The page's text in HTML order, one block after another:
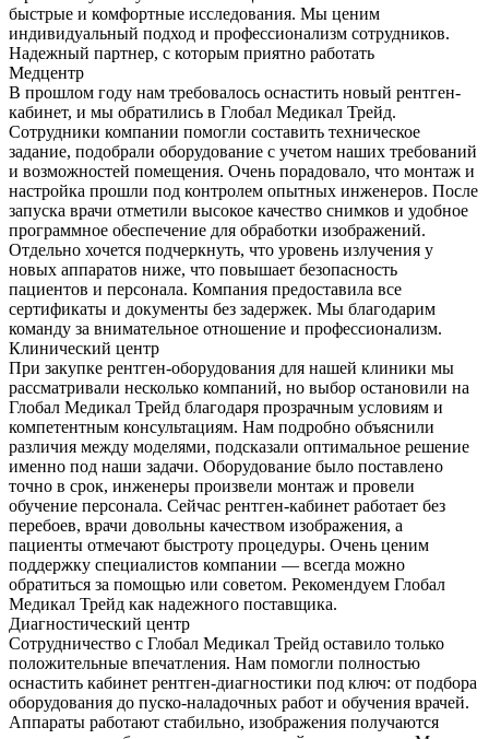
быстрые и комфортные исследования. Мы ценим
индивидуальный подход и профессионализм сотрудников.
Надежный партнер, с которым приятно работать
Медцентр
В прошлом году нам требовалось оснастить новый рентген-
кабинет, и мы обратились в Глобал Медикал Трейд.
Сотрудники компании помогли составить техническое
задание, подобрали оборудование с учетом наших требований
и возможностей помещения. Очень порадовало, что монтаж и
настройка прошли под контролем опытных инженеров. После
запуска врачи отметили высокое качество снимков и удобное
программное обеспечение для обработки изображений.
Отдельно хочется подчеркнуть, что уровень излучения у
новых аппаратов ниже, что повышает безопасность
пациентов и персонала. Компания предоставила все
сертификаты и документы без задержек. Мы благодарим
команду за внимательное отношение и профессионализм.
Клинический центр
При закупке рентген-оборудования для нашей клиники мы
рассматривали несколько компаний, но выбор остановили на
Глобал Медикал Трейд благодаря прозрачным условиям и
компетентным консультациям. Нам подробно объяснили
различия между моделями, подсказали оптимальное решение
именно под наши задачи. Оборудование было поставлено
точно в срок, инженеры произвели монтаж и провели
обучение персонала. Сейчас рентген-кабинет работает без
перебоев, врачи довольны качеством изображения, а
пациенты отмечают быстроту процедуры. Очень ценим
поддержку специалистов компании — всегда можно
обратиться за помощью или советом. Рекомендуем Глобал
Медикал Трейд как надежного поставщика.
Диагностический центр
Сотрудничество с Глобал Медикал Трейд оставило только
положительные впечатления. Нам помогли полностью
оснастить кабинет рентген-диагностики под ключ: от подбора
оборудования до пуско-наладочных работ и обучения врачей.
Аппараты работают стабильно, изображения получаются